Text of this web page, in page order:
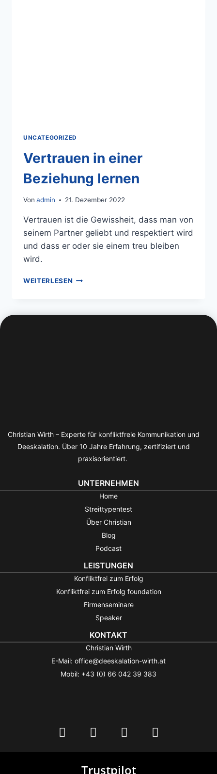
UNCATEGORIZED
Vertrauen in einer
Beziehung lernen
Von admin 21. Dezember 2022
Vertrauen ist die Gewissheit, dass man von
seinem Partner geliebt und respektiert wird
und dass er oder sie einem treu bleiben
wird.
WEITERLESEN
Christian Wirth – Experte für konfliktfreie Kommunikation und
Deeskalation. Über 10 Jahre Erfahrung, zertifiziert und
praxisorientiert.
UNTERNEHMEN
Home
Streittypentest
Über Christian
Blog
Podcast
LEISTUNGEN
Konfliktfrei zum Erfolg
Konfliktfrei zum Erfolg foundation
Firmenseminare
Speaker
KONTAKT
Christian Wirth
E-Mail: office@deeskalation-wirth.at
Mobil: +43 (0) 66 042 39 383
Trustpilot